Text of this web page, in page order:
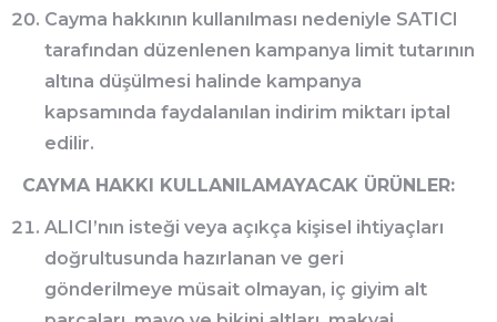
Cayma hakkının kullanılması nedeniyle SATICI
tarafından düzenlenen kampanya limit tutarının
altına düşülmesi halinde kampanya
kapsamında faydalanılan indirim miktarı iptal
edilir.
CAYMA HAKKI KULLANILAMAYACAK ÜRÜNLER:
ALICI’nın isteği veya açıkça kişisel ihtiyaçları
doğrultusunda hazırlanan ve geri
gönderilmeye müsait olmayan, iç giyim alt